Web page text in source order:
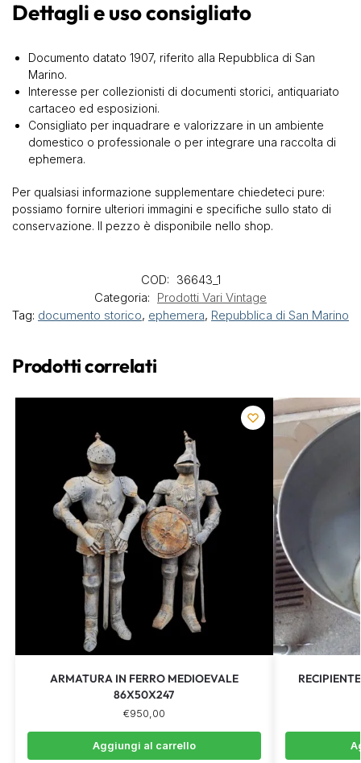
Dettagli e uso consigliato
Documento datato 1907, riferito alla Repubblica di San
Marino.
Interesse per collezionisti di documenti storici, antiquariato
cartaceo ed esposizioni.
Consigliato per inquadrare e valorizzare in un ambiente
domestico o professionale o per integrare una raccolta di
ephemera.
Per qualsiasi informazione supplementare chiedeteci pure:
possiamo fornire ulteriori immagini e specifiche sullo stato di
conservazione. Il pezzo è disponibile nello shop.
COD: 36643_1
Categoria: Prodotti Vari Vintage
Tag: documento storico, ephemera, Repubblica di San Marino
Prodotti correlati
ARMATURA IN FERRO MEDIOEVALE
86X50X247
€950,00
Aggiungi al carrello